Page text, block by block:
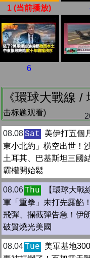
1 (当前播放)
6
《環球大戰線 /
击标题观看)
08.08Sat
美伊打五個
東小北約」橫空出世！沙
土耳其、巴基斯坦三國
霸權開始鬆
08.06Thu
【環球大戰
軍「重拳」未打先露餡
飛彈、攔截彈告急！伊
破質燒光美國
08.04Tue
美軍基地